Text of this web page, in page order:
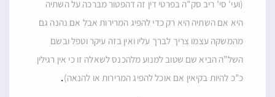
(ועי’ סי’ ריב סק”ה בפרטי דין זה דהפטור מברכה על השתיה
היא אם השתיה היא רק כדי להפיג המרירות אבל אם נהנה גם
מהמשקה עצמו צריך לברך עליו ואין בזה עיקר וטפל ובשם
השל”ה הביא שם שטוב למנוע מלהכנס לשאלה זו כי אין רגילין
כ”כ להיות בקיאין אם אוכל להפיג המרירות או להנאה).